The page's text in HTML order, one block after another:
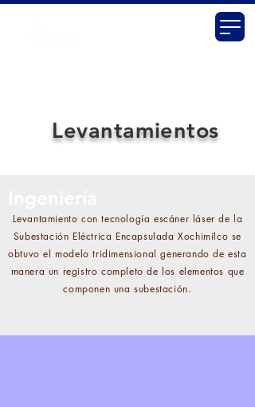
Levantamientos
Levantamiento con tecnología escáner láser de la
Subestación Eléctrica Encapsulada Xochimilco se
obtuvo el modelo tridimensional generando de esta
manera un registro completo de los elementos que
componen una subestación.